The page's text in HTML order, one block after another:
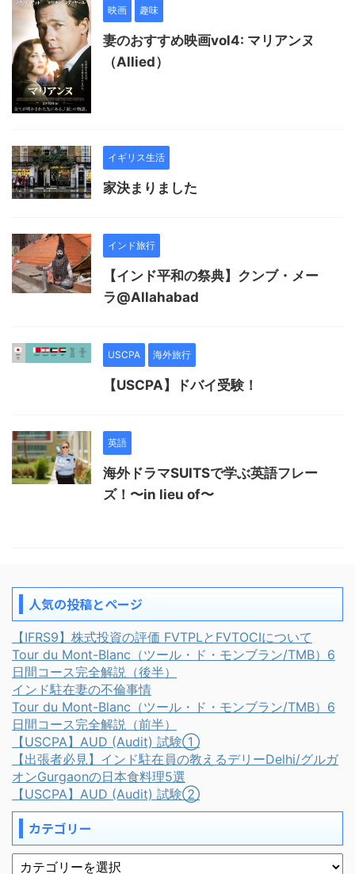
映画 趣味
妻のおすすめ映画vol4: マリアンヌ
（Allied）
イギリス生活
家決まりました
インド旅行
【インド平和の祭典】クンブ・メー
ラ@Allahabad
USCPA 海外旅行
【USCPA】ドバイ受験！
英語
海外ドラマSUITSで学ぶ英語フレー
ズ！〜in lieu of〜
人気の投稿とページ
【IFRS9】株式投資の評価 FVTPLとFVTOCIについて
Tour du Mont-Blanc（ツール・ド・モンブラン/TMB）6
日間コース完全解説（後半）
インド駐在妻の不倫事情
Tour du Mont-Blanc（ツール・ド・モンブラン/TMB）6
日間コース完全解説（前半）
【USCPA】AUD (Audit) 試験①
【出張者必見】インド駐在員の教えるデリーDelhi/グルガ
オンGurgaonの日本食料理5選
【USCPA】AUD (Audit) 試験②
カテゴリー